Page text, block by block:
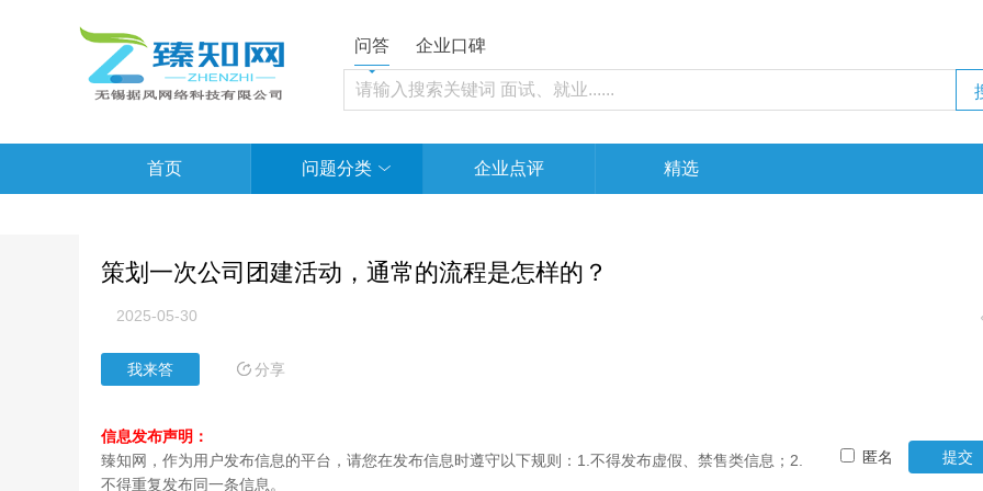
问答 企业口碑
首页 问题分类 企业点评 精选
策划一次公司团建活动，通常的流程是怎样的？
2025-05-30
我来答 分享
信息发布声明：
臻知网，作为用户发布信息的平台，请您在发布信息时遵守以下规则：1.不得发布虚假、禁售类信息；2.
不得重复发布同一条信息。
匿名 提交